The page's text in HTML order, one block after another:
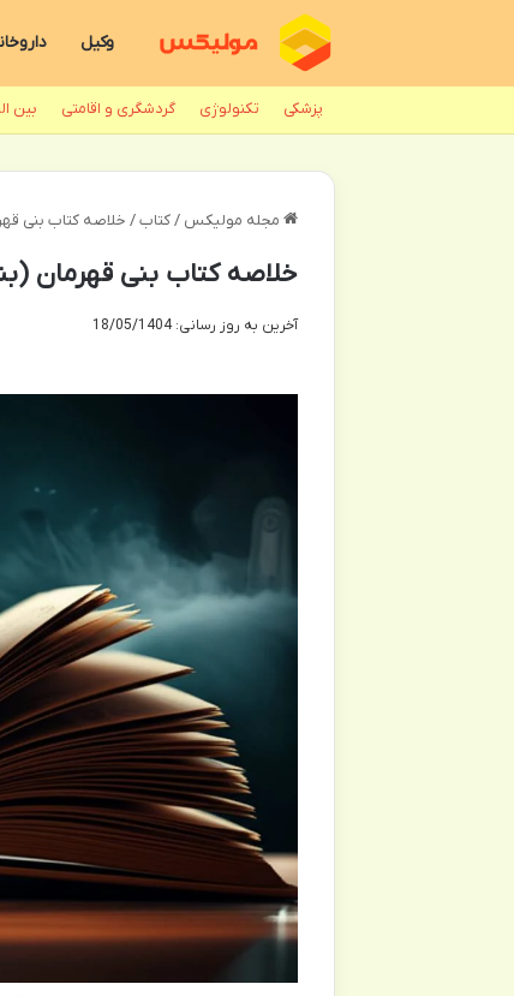
وکیل
پزشکی تکنولوژی گردشگری و اقامتی بین
مجله مولیکس / کتاب / خلاصه کتاب بنی
خلاصه کتاب بنی قهرمان
آخرین به روز رسانی: 18/05/1404